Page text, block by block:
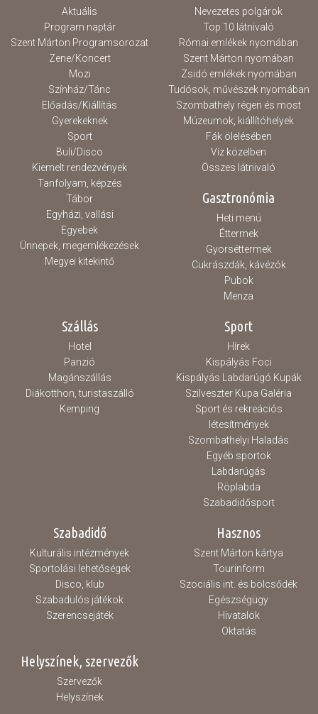
Aktuális
Program naptár
Szent Márton Programsorozat
Zene/Koncert
Mozi
Színház/Tánc
Előadás/Kiállítás
Gyerekeknek
Sport
Buli/Disco
Kiemelt rendezvények
Tanfolyam, képzés
Tábor
Egyházi, vallási
Egyebek
Ünnepek, megemlékezések
Megyei kitekintő
Nevezetes polgárok
Top 10 látnivaló
Római emlékek nyomában
Szent Márton nyomában
Zsidó emlékek nyomában
Tudósok, művészek nyomában
Szombathely régen és most
Múzeumok, kiállítóhelyek
Fák ölelésében
Víz közelben
Összes látnivaló
Gasztronómia
Heti menü
Éttermek
Gyorséttermek
Cukrászdák, kávézók
Pubok
Menza
Szállás
Hotel
Panzió
Magánszállás
Diákotthon, turistaszálló
Kemping
Sport
Hírek
Kispályás Foci
Kispályás Labdarúgó Kupák
Szilveszter Kupa Galéria
Sport és rekreációs
létesítmények
Szombathelyi Haladás
Egyéb sportok
Labdarúgás
Röplabda
Szabadidősport
Szabadidő
Kulturális intézmények
Sportolási lehetőségek
Disco, klub
Szabadulós játékok
Szerencsejáték
Hasznos
Szent Márton kártya
Tourinform
Szociális int. és bölcsődék
Egészségügy
Hivatalok
Oktatás
Helyszínek, szervezők
Szervezők
Helyszínek